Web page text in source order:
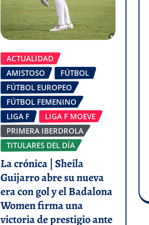
ACTUALIDAD
AMISTOSO
FÚTBOL
FÚTBOL EUROPEO
FÚTBOL FEMENINO
LIGA F
LIGA F MOEVE
PRIMERA IBERDROLA
TITULARES DEL DÍA
La crónica | Sheila
Guijarro abre su nueva
era con gol y el Badalona
Women firma una
victoria de prestigio ante